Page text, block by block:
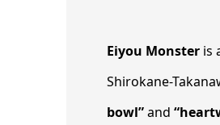
Eiyou Monster is
Shirokane-
bowl”and